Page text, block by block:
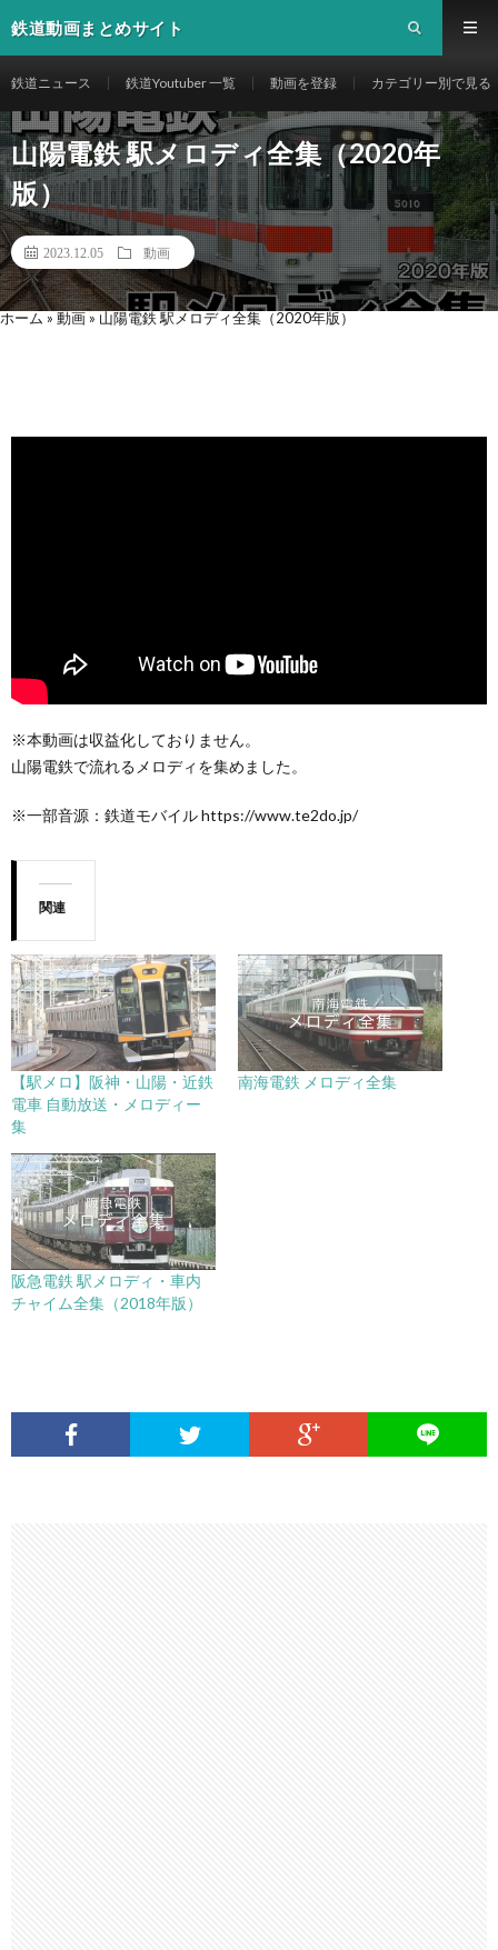
鉄道動画まとめサイト
鉄道ニュース 鉄道Youtuber 一覧 動画を登録 カテゴリー別で見る
山陽電鉄 駅メロディ全集（2020年
版）
2023.12.05 動画
ホーム » 動画 » 山陽電鉄 駅メロディ全集（2020年版）
※本動画は収益化しておりません。
山陽電鉄で流れるメロディを集めました。
※一部音源：鉄道モバイル https://www.te2do.jp/
関連
【駅メロ】阪神・山陽・近鉄
電車 自動放送・メロディー
集
南海電鉄 メロディ全集
阪急電鉄 駅メロディ・車内
チャイム全集（2018年版）